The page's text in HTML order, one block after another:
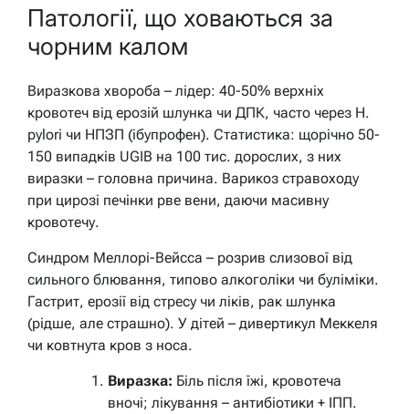
Патології, що ховаються за
чорним калом
Виразкова хвороба – лідер: 40-50% верхніх
кровотеч від ерозій шлунка чи ДПК, часто через H.
pylori чи НПЗП (ібупрофен). Статистика: щорічно 50-
150 випадків UGIB на 100 тис. дорослих, з них
виразки – головна причина. Варикоз стравоходу
при цирозі печінки рве вени, даючи масивну
кровотечу.
Синдром Меллорі-Вейсса – розрив слизової від
сильного блювання, типово алкоголіки чи буліміки.
Гастрит, ерозії від стресу чи ліків, рак шлунка
(рідше, але страшно). У дітей – дивертикул Меккеля
чи ковтнута кров з носа.
Виразка: Біль після їжі, кровотеча
вночі; лікування – антибіотики + ІПП.